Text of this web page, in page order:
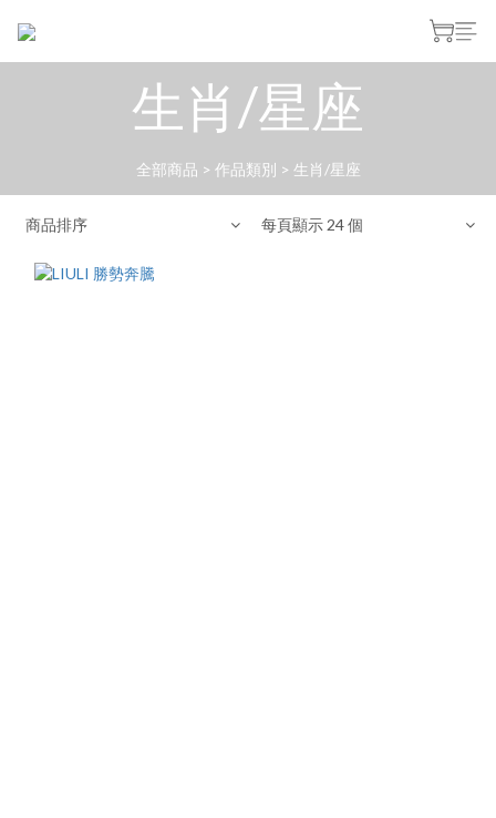
生肖/星座
全部商品 > 作品類別 > 生肖/星座
商品排序 每頁顯示 24 個